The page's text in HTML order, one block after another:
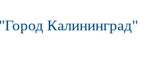
Калининград"